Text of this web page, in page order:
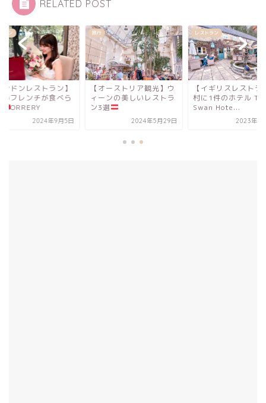
RELATED POST
ストリア観光】ウ
ンの美しいレストラ
2024年5月29日
レストラン
【イギリスレストラン】
村に1件のホテル The
Swan Hote...
2023年6月11日
レストラン
【ロンドンレストラ
美しいフレンチが食
れる
ORRERY
2024年9